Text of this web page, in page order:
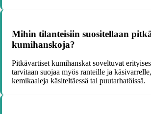
Mihin tilanteisiin suositellaan
kumihanskoja?
Pitkävartiset kumihanskat soveltuvat
tarvitaan suojaa myös ranteille ja
kemikaaleja käsiteltäessä tai puutarhatöissä.